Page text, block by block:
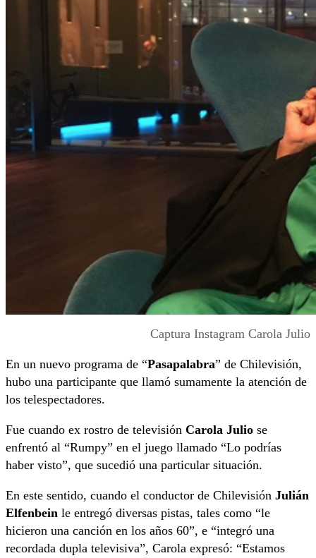
Captura Instagram Carola Julio
En un nuevo programa de “Pasapalabra” de Chilevisión,
hubo una participante que llamó sumamente la atención de
los telespectadores.
Fue cuando ex rostro de televisión Carola Julio se
enfrentó al “Rumpy” en el juego llamado “Lo podrías
haber visto”, que sucedió una particular situación.
En este sentido, cuando el conductor de Chilevisión Julián
Elfenbein le entregó diversas pistas, tales como “le
hicieron una canción en los años 60”, e “integró una
recordada dupla televisiva”, Carola expresó: “Estamos